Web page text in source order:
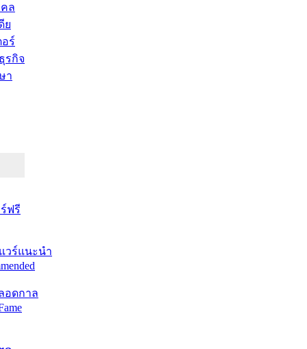
ล
ย
อร์
รกิจ
า
ฟรี
วร์แนะนำ
อดกาล